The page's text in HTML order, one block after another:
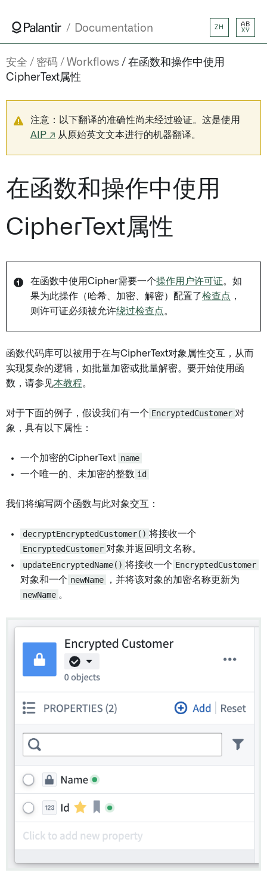
Documentation ZH
AB
XY
安全 密码 Workflows
在函数和操作中使用
CipherText属性
注意：以下翻译的准确性尚未经过验证。这是使用
AIP ↗ 从原始英文文本进行的机器翻译。
在函数和操作中使用
CipherText属性
在函数中使用Cipher需要一个操作用户许可证。如
果为此操作（哈希、加密、解密）配置了检查点 ，
则许可证必须被允许绕过检查点。
函数代码库可以被用于在与CipherText对象属性交互，从而
实现复杂的逻辑，如批量加密或批量解密。要开始使用函
数，请参见本教程。
对于下面的例子，假设我们有一个 EncryptedCustomer 对
象，具有以下属性：
一个加密的CipherText name
一个唯一的、未加密的整数 id
我们将编写两个函数与此对象交互：
decryptEncryptedCustomer() 将接收一个
EncryptedCustomer 对象并返回明文名称。
updateEncryptedName() 将接收一个 EncryptedCustomer
对象和一个 newName
，并将该对象的加密名称更新为
newName 。